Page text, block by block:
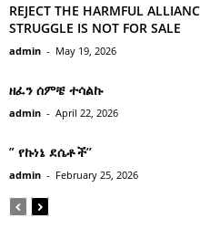
REJECT THE HARMFUL
STRUGGLE IS NOT FOR SALE
admin - May 19, 2026
ዘፈን ሰምቼ ተሳልኩ
admin - April 22, 2026
” የኩነኔ ደሴቶች’’
admin - February 25, 2026